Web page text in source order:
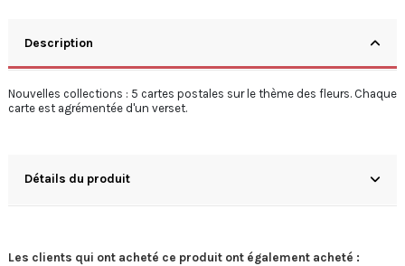
Description
Nouvelles collections : 5 cartes postales sur le thème des fleurs. Chaque
carte est agrémentée d'un verset.
Détails du produit
Les clients qui ont acheté ce produit ont également acheté :